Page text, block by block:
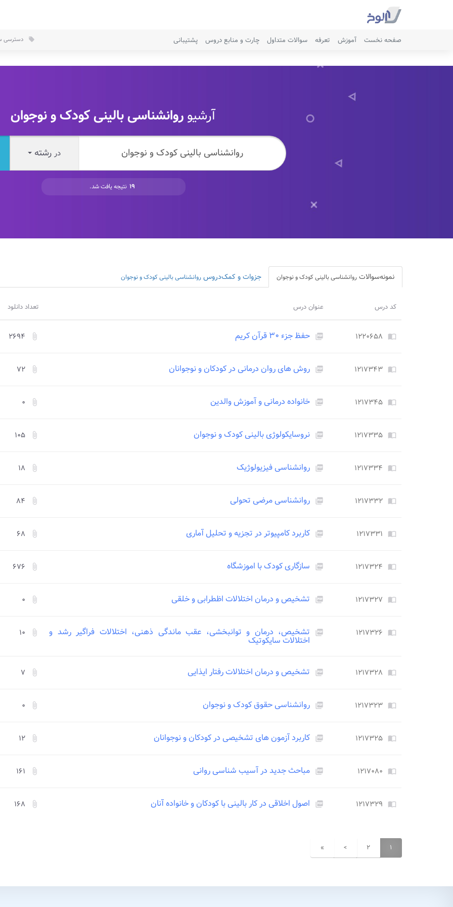
صفحه نخست آموزش تعرفه سوالات متداول چارت و منابع دروس پشتیبانی local_offer دسترسی
آرشیو روانشناسی بالینی کودک و نوجوان
در رشته
۱۹ نتیجه یافت شد.
نمونه‌سوالات روانشناسی بالینی کودک و نوجوان جزوات و کمک‌دروس روانشناسی بالینی کودک و نوجوان
کد درس عنوان درس تعداد دانلود
import_contacts ۱۲۲۰۶۵۸ picture_as_pdf حفظ جزء ۳۰ قرآن کریم attach_file ۲۶۹۴
import_contacts ۱۲۱۷۳۴۳ picture_as_pdf روش های روان درمانی در کودکان و نوجوانان attach_file ۷۲
import_contacts ۱۲۱۷۳۴۵ picture_as_pdf خانواده درمانی و آموزش والدین attach_file ۰
import_contacts ۱۲۱۷۳۳۵ picture_as_pdf نروسایکولوژی بالینی کودک و نوجوان attach_file ۱۰۵
import_contacts ۱۲۱۷۳۳۴ picture_as_pdf روانشناسی فیزیولوژیک attach_file ۱۸
import_contacts ۱۲۱۷۳۳۲ picture_as_pdf روانشناسی مرضی تحولی attach_file ۸۴
import_contacts ۱۲۱۷۳۳۱ picture_as_pdf کاربرد کامپیوتر در تجزیه و تحلیل آماری attach_file ۶۸
import_contacts ۱۲۱۷۳۲۴ picture_as_pdf سازگاری کودک با اموزشگاه attach_file ۶۷۶
import_contacts ۱۲۱۷۳۲۷ picture_as_pdf تشخیص و درمان اختلالات اظطرابی و خلقی attach_file ۰
import_contacts ۱۲۱۷۳۲۶ picture_as_pdf تشخیص، درمان و توانبخشی، عقب ماندگی ذهنی، اختلالات فراگیر رشد و
اختلالات سایکوتیک
attach_file ۱۰
import_contacts ۱۲۱۷۳۲۸ picture_as_pdf تشخیص و درمان اختلالات رفتار ایذایی attach_file ۷
import_contacts ۱۲۱۷۳۲۳ picture_as_pdf روانشناسی حقوق کودک و نوجوان attach_file ۰
import_contacts ۱۲۱۷۳۲۵ picture_as_pdf کاربرد آزمون های تشخیصی در کودکان و نوجوانان attach_file ۱۲
import_contacts ۱۲۱۷۰۸۰ picture_as_pdf مباحث جدید در آسیب شناسی روانی attach_file ۱۶۱
import_contacts ۱۲۱۷۳۲۹ picture_as_pdf اصول اخلاقی در کار بالینی با کودکان و خانواده آنان attach_file ۱۶۸
۱ ۲ >
»